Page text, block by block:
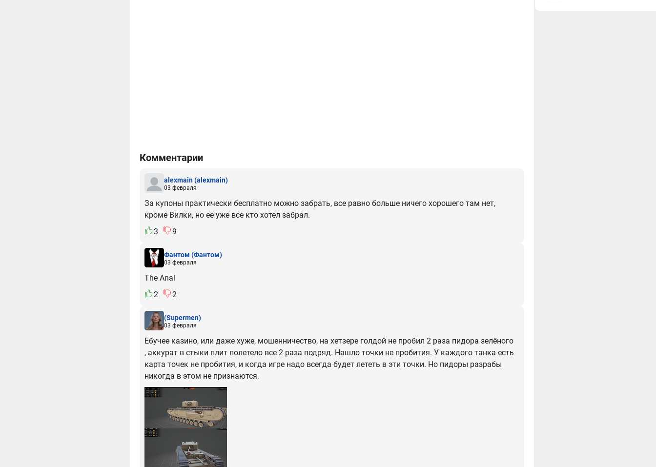
Комментарии
alexmain(alexmain)
03 февраля
За купоны практически бесплатно можно забрать, все равно больше ничего хорошего там нет,
кроме Вилки, но ее уже все кто хотел забрал.
3
9
Фантом (Фантом)
03 февраля
The Anal
2
2
(Supermen)
03 февраля
Ебучее казино, или даже хуже, мошенничество, на хетзере голдой не пробил 2 раза пидора зелёного
, аккурат в стыки плит полетело все 2 раза подряд. Нашло точки не пробития. У каждого танка есть
карта точек не пробития, и когда игре надо всегда будет лететь в эти точки. Но пидоры разрабы
никогда в этом не признаются.